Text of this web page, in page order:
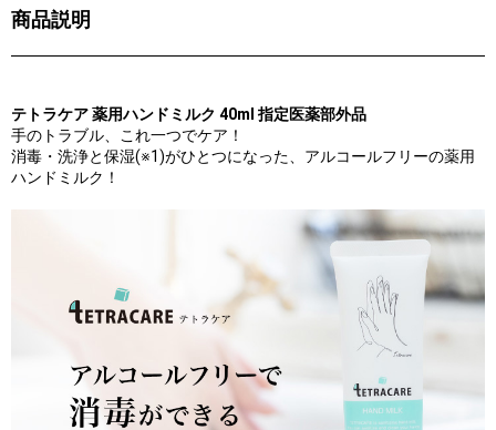
商品説明
テトラケア 薬用ハンドミルク 40ml 指定医薬部外品
手のトラブル、これ一つでケア！
消毒・洗浄と保湿(※1)がひとつになった、アルコールフリーの薬用
ハンドミルク！